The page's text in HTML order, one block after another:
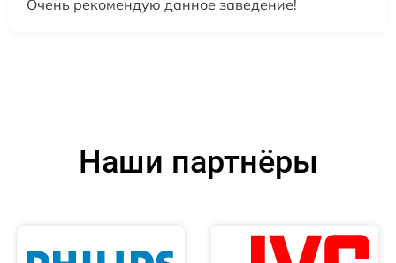
Очень рекомендую данное заведение!
Наши партнёры